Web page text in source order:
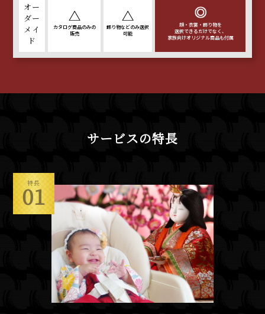
オー
ダー
メイ
ド
カタログ商品のみの
販売
飾り物などのみ選択
可能
顔・衣裳・飾り物を
選択できるだけでなく、
家族向けオリジナル商品も付属
サービスの特長
特長
01